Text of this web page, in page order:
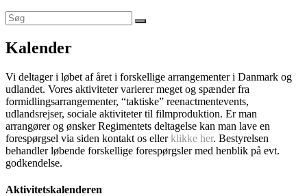
Kalender
Vi deltager i løbet af året i forskellige arrangementer i Danmark og
udlandet. Vores aktiviteter varierer meget og spænder fra
formidlingsarrangementer, “taktiske” reenactmentevents,
udlandsrejser, sociale aktiviteter til filmproduktion. Er man
arrangører og ønsker Regimentets deltagelse kan man lave en
forespørgsel via siden kontakt os ellerklikke her. Bestyrelsen
behandler løbende forskellige forespørgsler med henblik på evt.
godkendelse.
Aktivitetskalenderen